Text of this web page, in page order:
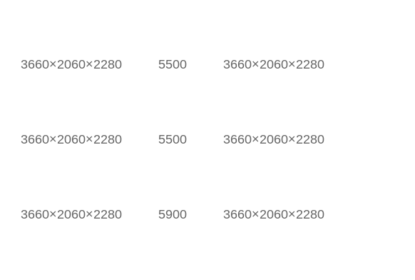
3660×2060×2280 5500 3660×2060×2280
3660×2060×2280 5500 3660×2060×2280
3660×2060×2280 5900 3660×2060×2280